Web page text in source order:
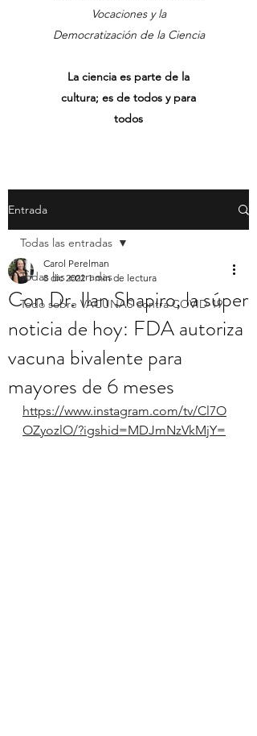
Vocaciones y la
Democratización de la Ciencia
La ciencia es parte de la
cultura; es de todos y para
todos
Entrada
Todas las entradas
Todo sobre VACUNAS contra COVID-19
Todas las entradas
Con Dr. Ilan Shapiro, la súper
noticia de hoy: FDA autoriza
vacuna bivalente para
mayores de 6 meses
Carol Perelman
8 dic 2022 1 min de lectura
https://www.instagram.com/tv/Cl7O
OZyozlO/?igshid=MDJmNzVkMjY=